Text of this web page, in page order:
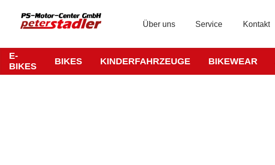
Über uns Service Kontakt
E-
BIKES
BIKES KINDERFAHRZEUGE BIKEWEAR